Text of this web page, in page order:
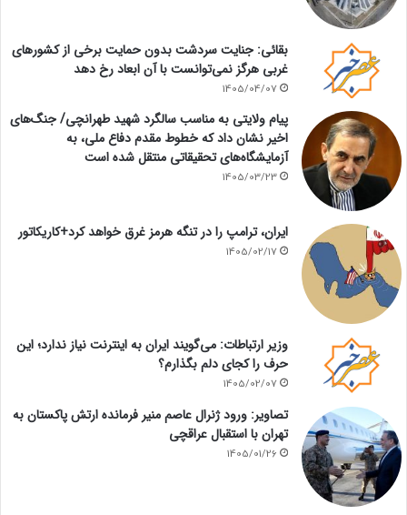
بقائی: جنایت سردشت بدون حمایت برخی از کشورهای
غربی هرگز نمی‌توانست با آن ابعاد رخ دهد
1405/04/07
پیام ولایتی به مناسب سالگرد شهید طهرانچی/ جنگ‌های
اخیر نشان داد که خطوط مقدم دفاع ملی، به
آزمایشگاه‌های تحقیقاتی منتقل شده است
1405/03/23
ایران، ترامپ را در تنگه هرمز غرق خواهد کرد+کاریکاتور
1405/02/17
وزیر ارتباطات: می‌گویند ایران به اینترنت نیاز ندارد؛ این
حرف را کجای دلم بگذارم؟
1405/02/07
تصاویر: ورود ژنرال عاصم منیر فرمانده ارتش پاکستان به
تهران با استقبال عراقچی
1405/01/26